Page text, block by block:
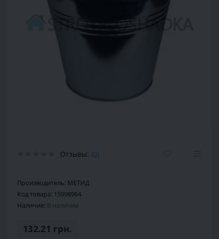
Отзывы: (0)
Производитель: МЕТИД
Код товара: 15998964
Наличие: В наличии
132.21 грн.